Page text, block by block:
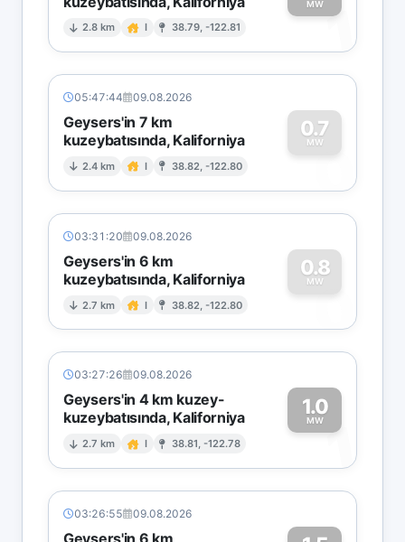
2.8 km I 38.79, -122.81
MW1
05:47:44 09.08.2026
Geysers'in 7 km
kuzeybatısında, Kaliforniya
2.4 km I 38.82, -122.80
0.7
MW
0
03:31:20 09.08.2026
Geysers'in 6 km
kuzeybatısında, Kaliforniya
2.7 km I 38.82, -122.80
0.8
MW
0
03:27:26 09.08.2026
Geysers'in 4 km kuzey-
kuzeybatısında, Kaliforniya
2.7 km I 38.81, -122.78
1.0
MW1
03:26:55 09.08.2026
Geysers'in 6 km